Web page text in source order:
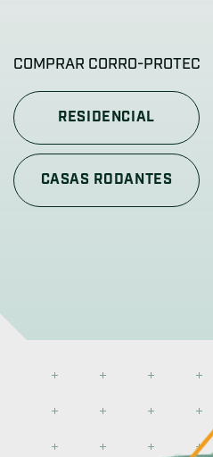
COMPRAR CORRO-PROTEC
RESIDENCIAL
CASAS RODANTES